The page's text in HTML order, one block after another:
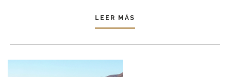
LEER MÁS